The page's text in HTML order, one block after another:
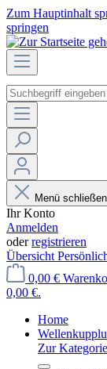
Zum Hauptinhalt
springen
Menü schließen
Ihr Konto
Anmelden
oderregistrieren
Übersicht
0,00 €
0,00 €.
Home
Zur